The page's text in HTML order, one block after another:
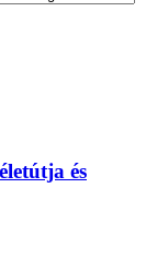
és